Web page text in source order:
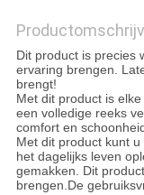
Dit product is precies
ervaring brengen.
brengt!
Met dit product is
een volledige reeks
comfort en
Met dit product kunt
het dagelijks leven
gemakken. Dit
brengen.De